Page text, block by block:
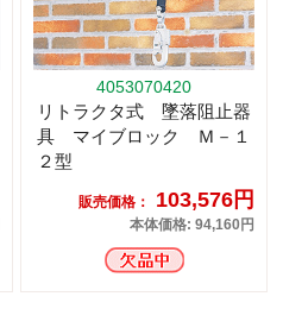
4053070420
リトラクタ式 墜落阻止器
具 マイブロック Ｍ－１
２型
販売価格： 103,576円
本体価格: 94,160円